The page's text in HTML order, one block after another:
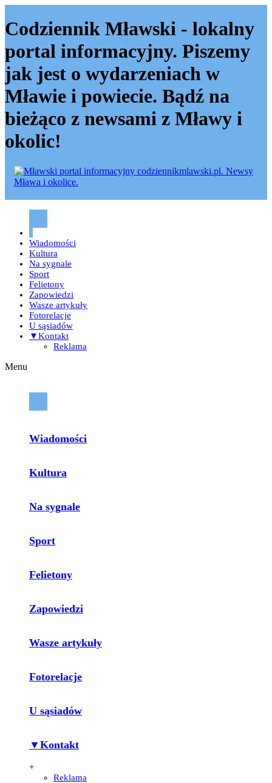
Codziennik Mławski - lokalny
portal informacyjny. Piszemy
jak jest o wydarzeniach w
Mławie i powiecie. Bądź na
bieżąco z newsami z Mławy i
okolic!
Codziennik mławski – Mława
Wiadomości
Kultura
Na sygnale
Sport
Felietony
Zapowiedzi
Wasze artykuły
Fotorelacje
U sąsiadów
▼Kontakt
Reklama
Menu
Wiadomości
Kultura
Na sygnale
Sport
Felietony
Zapowiedzi
Wasze artykuły
Fotorelacje
U sąsiadów
▼Kontakt
+
Reklama